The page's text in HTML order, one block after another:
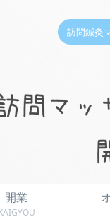
訪問鍼灸
開業